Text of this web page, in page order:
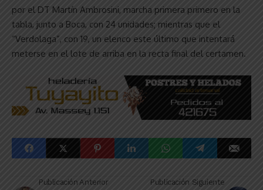
por el DT Martín Ambrosini, marcha primera primero en la
tabla, junto a Boca, con 24 unidades; mientras que el
“Verdolaga”, con 19, un elenco este último que intentará
meterse en el lote de arriba en la recta final del certamen.
Publicación Anterior Publicación Siguiente